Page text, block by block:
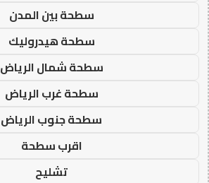
سطحة بين المدن
سطحة هيدروليك
سطحة شمال الرياض
سطحة غرب الرياض
سطحة جنوب الرياض
اقرب سطحة
تشليح